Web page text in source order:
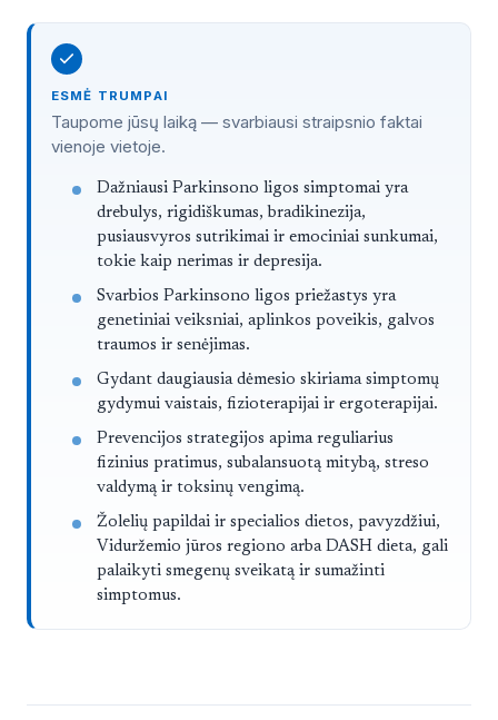
ESMĖ TRUMPAI
Taupome jūsų laiką — svarbiausi straipsnio faktai
vienoje vietoje.
Straipsnis trumpai
Dažniausi Parkinsono ligos simptomai yra
drebulys, rigidiškumas, bradikinezija,
pusiausvyros sutrikimai ir emociniai sunkumai,
tokie kaip nerimas ir depresija.
Svarbios Parkinsono ligos priežastys yra
genetiniai veiksniai, aplinkos poveikis, galvos
traumos ir senėjimas.
Gydant daugiausia dėmesio skiriama simptomų
gydymui vaistais, fizioterapijai ir ergoterapijai.
Prevencijos strategijos apima reguliarius
fizinius pratimus, subalansuotą mitybą, streso
valdymą ir toksinų vengimą.
Žolelių papildai ir specialios dietos, pavyzdžiui,
Viduržemio jūros regiono arba DASH dieta, gali
palaikyti smegenų sveikatą ir sumažinti
simptomus.